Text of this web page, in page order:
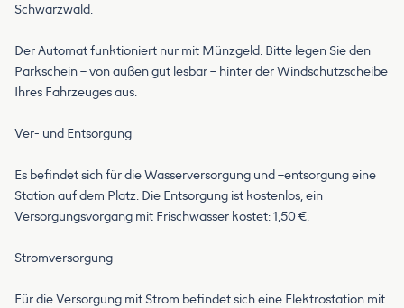
Schwarzwald.
Der Automat funktioniert nur mit Münzgeld. Bitte legen Sie den
Parkschein – von außen gut lesbar – hinter der Windschutzscheibe
Ihres Fahrzeuges aus.
Ver- und Entsorgung
Es befindet sich für die Wasserversorgung und –entsorgung eine
Station auf dem Platz. Die Entsorgung ist kostenlos, ein
Versorgungsvorgang mit Frischwasser kostet: 1,50 €.
Stromversorgung
Für die Versorgung mit Strom befindet sich eine Elektrostation mit